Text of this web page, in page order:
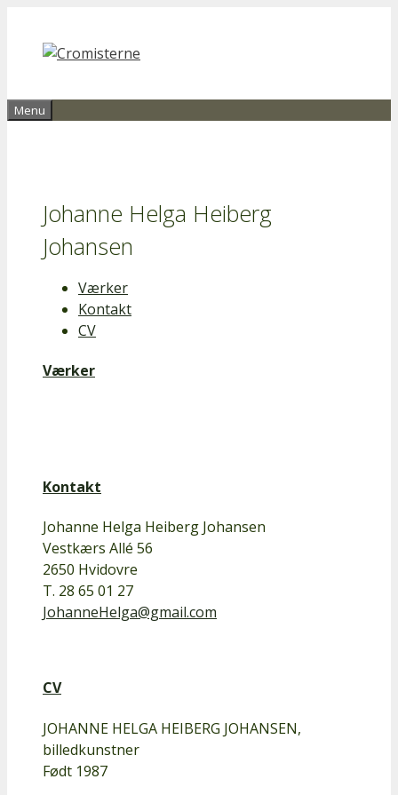
indhold
Menu
Johanne Helga Heiberg
Johansen
Værker
Kontakt
CV
Værker
Kontakt
Johanne Helga Heiberg Johansen
Vestkærs Allé 56
2650 Hvidovre
T. 28 65 01 27
JohanneHelga@gmail.com
CV
JOHANNE HELGA HEIBERG JOHANSEN,
billedkunstner
Født 1987